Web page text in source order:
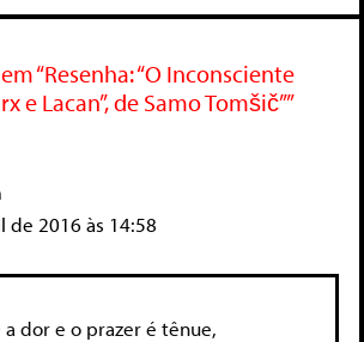
“Resenha: “O Inconsciente
e Lacan”, de Samo Tomšič””
de 2016 às 14:58
dor e o prazer é tênue,